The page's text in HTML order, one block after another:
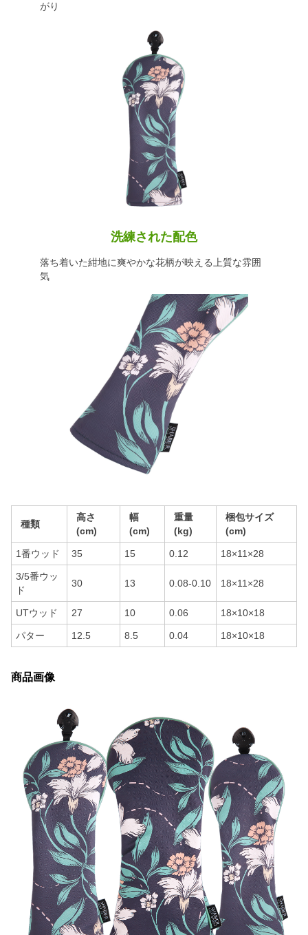
がり
洗練された配色
落ち着いた紺地に爽やかな花柄が映える上質な雰囲
気
種類
高さ
(cm)
幅
(cm)
重量
(kg)
梱包サイズ
(cm)
1番ウッド 35 15 0.12 18×11×28
3/5番ウッ
ド
30 13 0.08-0.10 18×11×28
UTウッド 27 10 0.06 18×10×18
パター 12.5 8.5 0.04 18×10×18
商品画像